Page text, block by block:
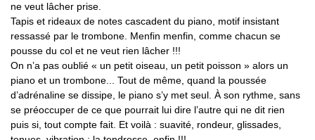
ne veut lâcher prise.
Tapis et rideaux de notes cascadent du piano, motif insistant
ressassé par le trombone. Menfin menfin, comme chacun se
pousse du col et ne veut rien lâcher !!!
On n’a pas oublié « un petit oiseau, un petit poisson » alors un
piano et un trombone... Tout de même, quand la poussée
d’adrénaline se dissipe, le piano s’y met seul. À son rythme, sans
se préoccuper de ce que pourrait lui dire l’autre qui ne dit rien
puis si, tout compte fait. Et voilà : suavité, rondeur, glissades,